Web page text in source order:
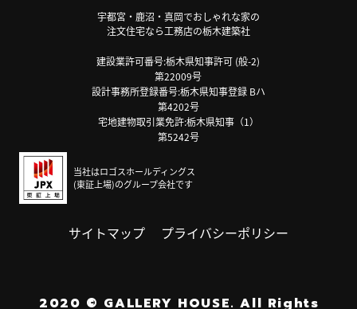
宇都宮・鹿沼・真岡でおしゃれな家の
注文住宅なら工務店の栃木建築社
建設業許可番号:栃木県知事許可 (般-2)
第22009号
設計事務所登録番号:栃木県知事登録 Bハ
第4202号
宅地建物取引業免許:栃木県知事（1）
第5242号
当社はロゴスホールディングス
(東証上場)のグループ会社です
サイトマップ プライバシーポリシー
2020 © GALLERY HOUSE. All Rights